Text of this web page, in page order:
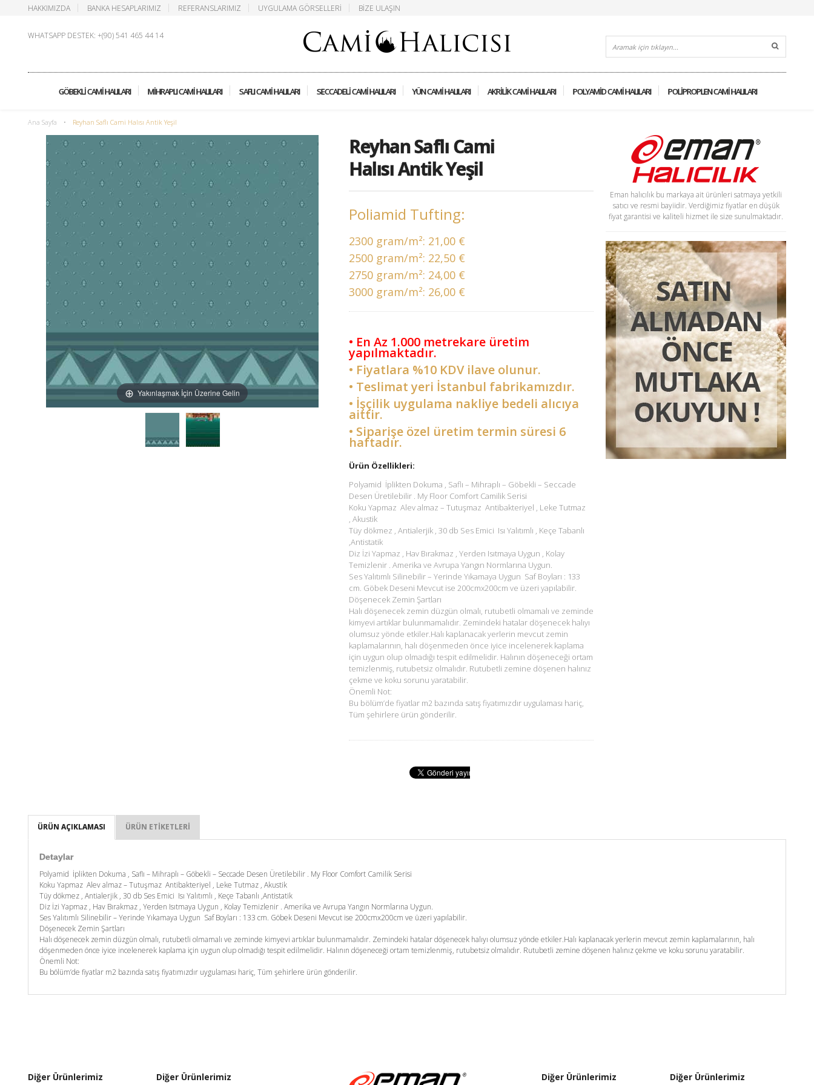
HAKKIMIZDA BANKA HESAPLARIMIZ REFERANSLARIMIZ UYGULAMA GÖRSELLERI BIZE ULAŞIN
WHATSAPP DESTEK: +(90) 541 465 44 14
GÖBEKLI CAMI HALILARI MIHRAPLI CAMI HALILARI SAFLI CAMI HALILARI SECCADELI CAMI HALILARI YÜN CAMI HALILARI AKRILIK CAMI HALILARI POLYAMID CAMI HALILARI POLIPROPLEN CAMI HALILARI
Ana Sayfa • Reyhan Saflı Cami Halısı Antik Yeşil
Yakınlaşmak İçin Üzerine Gelin
Reyhan Saflı Cami
Halısı Antik Yeşil
Poliamid Tufting:
2300 gram/m²: 21,00 €
2500 gram/m²: 22,50 €
2750 gram/m²: 24,00 €
3000 gram/m²: 26,00 €
• En Az 1.000 metrekare üretim
yapılmaktadır.
• Fiyatlara %10 KDV ilave olunur.
• Teslimat yeri İstanbul fabrikamızdır.
• İşçilik uygulama nakliye bedeli alıcıya
aittir.
• Siparişe özel üretim termin süresi 6
haftadır.
Ürün Özellikleri:
Polyamid İplikten Dokuma , Saflı – Mihraplı – Göbekli – Seccade
Desen Üretilebilir . My Floor Comfort Camilik Serisi
Koku Yapmaz Alev almaz – Tutuşmaz Antibakteriyel , Leke Tutmaz
, Akustik
Tüy dökmez , Antialerjik , 30 db Ses Emici Isı Yalıtımlı , Keçe Tabanlı
,Antistatik
Diz İzi Yapmaz , Hav Bırakmaz , Yerden Isıtmaya Uygun , Kolay
Temizlenir . Amerika ve Avrupa Yangın Normlarına Uygun.
Ses Yalıtımlı Silinebilir – Yerinde Yıkamaya Uygun Saf Boyları : 133
cm. Göbek Deseni Mevcut ise 200cmx200cm ve üzeri yapılabilir.
Döşenecek Zemin Şartları
Halı döşenecek zemin düzgün olmalı, rutubetli olmamalı ve zeminde
kimyevi artıklar bulunmamalıdır. Zemindeki hatalar döşenecek halıyı
olumsuz yönde etkiler.Halı kaplanacak yerlerin mevcut zemin
kaplamalarının, halı döşenmeden önce iyice incelenerek kaplama
için uygun olup olmadığı tespit edilmelidir. Halının döşeneceği ortam
temizlenmiş, rutubetsiz olmalıdır. Rutubetli zemine döşenen halınız
çekme ve koku sorunu yaratabilir.
Önemli Not:
Bu bölüm’de fiyatlar m2 bazında satış fiyatımızdır uygulaması hariç,
Tüm şehirlere ürün gönderilir.
Eman halıcılık bu markaya ait ürünleri satmaya yetkili
satıcı ve resmi bayiidir. Verdiğimiz fiyatlar en düşük
fiyat garantisi ve kaliteli hizmet ile size sunulmaktadır.
ÜRÜN AÇIKLAMASI ÜRÜN ETIKETLERI
Detaylar
Polyamid İplikten Dokuma , Saflı – Mihraplı – Göbekli – Seccade Desen Üretilebilir . My Floor Comfort Camilik Serisi
Koku Yapmaz Alev almaz – Tutuşmaz Antibakteriyel , Leke Tutmaz , Akustik
Tüy dökmez , Antialerjik , 30 db Ses Emici Isı Yalıtımlı , Keçe Tabanlı ,Antistatik
Diz İzi Yapmaz , Hav Bırakmaz , Yerden Isıtmaya Uygun , Kolay Temizlenir . Amerika ve Avrupa Yangın Normlarına Uygun.
Ses Yalıtımlı Silinebilir – Yerinde Yıkamaya Uygun Saf Boyları : 133 cm. Göbek Deseni Mevcut ise 200cmx200cm ve üzeri yapılabilir.
Döşenecek Zemin Şartları
Halı döşenecek zemin düzgün olmalı, rutubetli olmamalı ve zeminde kimyevi artıklar bulunmamalıdır. Zemindeki hatalar döşenecek halıyı olumsuz yönde etkiler.Halı kaplanacak yerlerin mevcut zemin kaplamalarının, halı
döşenmeden önce iyice incelenerek kaplama için uygun olup olmadığı tespit edilmelidir. Halının döşeneceği ortam temizlenmiş, rutubetsiz olmalıdır. Rutubetli zemine döşenen halınız çekme ve koku sorunu yaratabilir.
Önemli Not:
Bu bölüm’de fiyatlar m2 bazında satış fiyatımızdır uygulaması hariç, Tüm şehirlere ürün gönderilir.
Diğer Ürünlerimiz Diğer Ürünlerimiz Diğer Ürünlerimiz Diğer Ürünlerimiz